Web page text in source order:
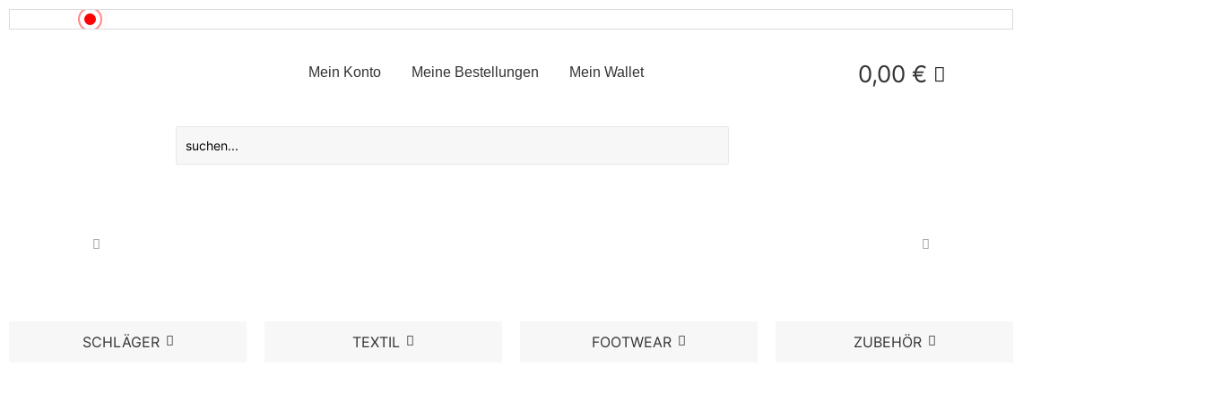
Mein Konto Meine Bestellungen Mein Wallet 0,00€
SCHLÄGER TEXTIL FOOTWEAR ZUBEHÖR